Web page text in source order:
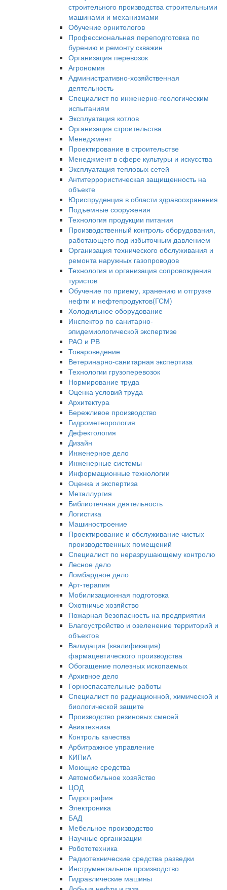
строительного производства строительными
машинами и механизмами
Обучение орнитологов
Профессиональная переподготовка по
бурению и ремонту скважин
Организация перевозок
Агрономия
Административно-хозяйственная
деятельность
Специалист по инженерно-геологическим
испытаниям
Эксплуатация котлов
Организация строительства
Менеджмент
Проектирование в строительстве
Менеджмент в сфере культуры и искусства
Эксплуатация тепловых сетей
Антитеррористическая защищенность на
объекте
Юриспруденция в области здравоохранения
Подъемные сооружения
Технология продукции питания
Производственный контроль оборудования,
работающего под избыточным давлением
Организация технического обслуживания и
ремонта наружных газопроводов
Технология и организация сопровождения
туристов
Обучение по приему, хранению и отгрузке
нефти и нефтепродуктов(ГСМ)
Холодильное оборудование
Инспектор по санитарно-
эпидемиологической экспертизе
РАО и РВ
Товароведение
Ветеринарно-санитарная экспертиза
Технологии грузоперевозок
Нормирование труда
Оценка условий труда
Архитектура
Бережливое производство
Гидрометеорология
Дефектология
Дизайн
Инженерное дело
Инженерные системы
Информационные технологии
Оценка и экспертиза
Металлургия
Библиотечная деятельность
Логистика
Машиностроение
Проектирование и обслуживание чистых
производственных помещений
Специалист по неразрушающему контролю
Лесное дело
Ломбардное дело
Арт-терапия
Мобилизационная подготовка
Охотничье хозяйство
Пожарная безопасность на предприятии
Благоустройство и озеленение территорий и
объектов
Валидация (квалификация)
фармацевтического производства
Обогащение полезных ископаемых
Архивное дело
Горноспасательные работы
Специалист по радиационной, химической и
биологической защите
Производство резиновых смесей
Авиатехника
Контроль качества
Арбитражное управление
КИПиА
Моющие средства
Автомобильное хозяйство
ЦОД
Гидрография
Электроника
БАД
Мебельное производство
Научные организации
Робототехника
Радиотехнические средства разведки
Инструментальное производство
Гидравлические машины